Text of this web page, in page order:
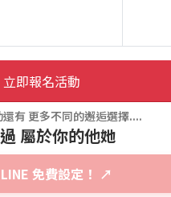
立即報名活動
有 更多不同的邂逅選擇....
屬於你的他她
免費設定！ ↗